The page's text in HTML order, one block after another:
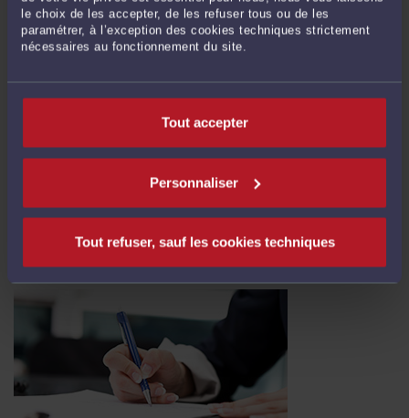
le choix de les accepter, de les refuser tous ou de les
paramétrer, à l’exception des cookies techniques strictement
nécessaires au fonctionnement du site.
Tout accepter
Personnaliser
Tout refuser, sauf les cookies techniques
ParNicolas ROGNERUDle 02/08/2021
Par un arrêt du 7 juillet dernier, la Cour de cassation a eu l’occasion de préciser
sa jurisprudence sur l’équilibre entre la liberté religieuse et l’obligation de prêter
serment propre à certaines professions. L’exercice de certaines professions est
soumis à une prestation de serment ...Lire la suite >